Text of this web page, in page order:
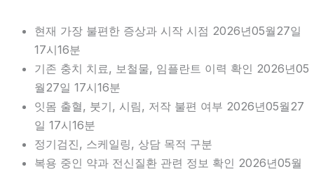
현재 가장 불편한 증상과 시작 시점 2026년05월27일
17시16분
기존 충치 치료, 보철물, 임플란트 이력 확인 2026년05
월27일 17시16분
잇몸 출혈, 붓기, 시림, 저작 불편 여부 2026년05월27
일 17시16분
정기검진, 스케일링, 상담 목적 구분
복용 중인 약과 전신질환 관련 정보 확인 2026년05월